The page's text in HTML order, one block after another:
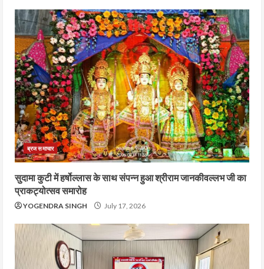
ब्रज समाचार
सुदामा कुटी में हर्षोल्लास के साथ संपन्न हुआ श्रीराम जानकीवल्लभ जी का
प्राकट्योत्सव समारोह
YOGENDRA SINGH July 17, 2026